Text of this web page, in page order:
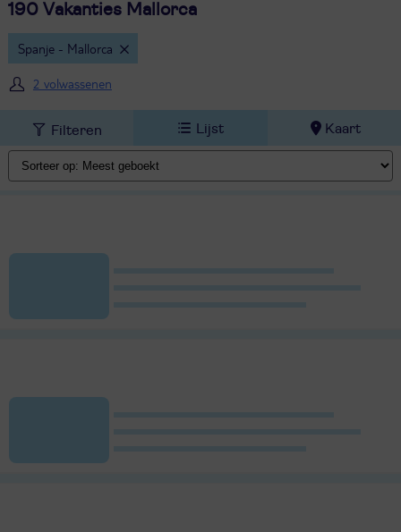
190 Vakanties Mallorca
Spanje - Mallorca
2 volwassenen
Filteren Lijst Kaart